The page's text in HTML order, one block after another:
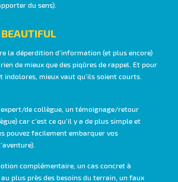
du sens).
la déperdition d’information (et plus encore)
de mieux que des piqûres de rappel. Et pour
indolores, mieux vaut qu’ils soient courts.
de collègue, un témoignage/retour
car c’est ce qu’il y a de plus simple et
pouvez facilement embarquer vos
complémentaire, un cas concret à
plus près des besoins du terrain, un faux